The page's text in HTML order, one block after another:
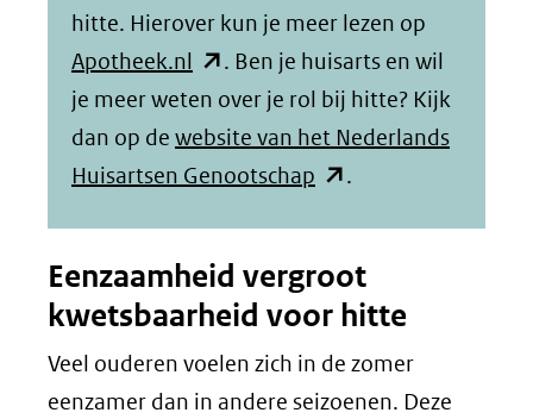
hitte. Hierover kun je meer lezen op
Apotheek.nl (opent
in
nieuw
venster)
een
andere
website)
. Ben je huisarts en wil
je meer weten over je rol bij hitte? Kijk
dan op de website van het Nederlands
Huisartsen Genootschap (opent
venster)
(verwijst
naar
een
.
Eenzaamheid vergroot
kwetsbaarheid voor hitte
Veel ouderen voelen zich in de zomer
eenzamer dan in andere seizoenen. Deze